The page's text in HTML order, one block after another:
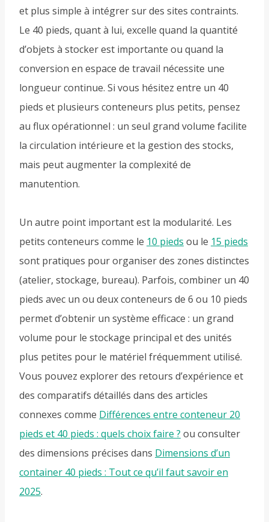
et plus simple à intégrer sur des sites contraints.
Le 40 pieds, quant à lui, excelle quand la quantité
d’objets à stocker est importante ou quand la
conversion en espace de travail nécessite une
longueur continue. Si vous hésitez entre un 40
pieds et plusieurs conteneurs plus petits, pensez
au flux opérationnel : un seul grand volume facilite
la circulation intérieure et la gestion des stocks,
mais peut augmenter la complexité de
manutention.
Un autre point important est la modularité. Les
petits conteneurs comme le 10 pieds ou le 15 pieds
sont pratiques pour organiser des zones distinctes
(atelier, stockage, bureau). Parfois, combiner un 40
pieds avec un ou deux conteneurs de 6 ou 10 pieds
permet d’obtenir un système efficace : un grand
volume pour le stockage principal et des unités
plus petites pour le matériel fréquemment utilisé.
Vous pouvez explorer des retours d’expérience et
des comparatifs détaillés dans des articles
connexes comme Différences entre conteneur 20
pieds et 40 pieds : quels choix faire ? ou consulter
des dimensions précises dans Dimensions d’un
container 40 pieds : Tout ce qu’il faut savoir en
2025.